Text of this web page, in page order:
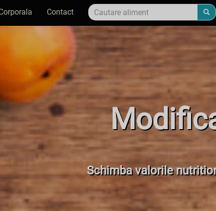
Contact
Schimba valorile